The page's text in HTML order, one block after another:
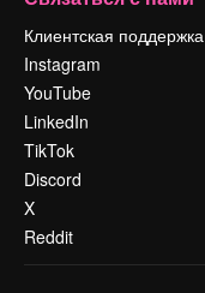
Клиентская поддержка
Instagram
YouTube
LinkedIn
TikTok
Discord
X
Reddit